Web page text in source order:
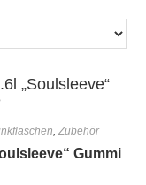
, Zubehör
Gummi